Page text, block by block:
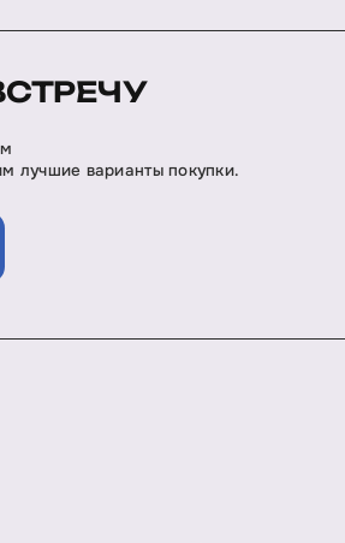
лучшие варианты покупки.